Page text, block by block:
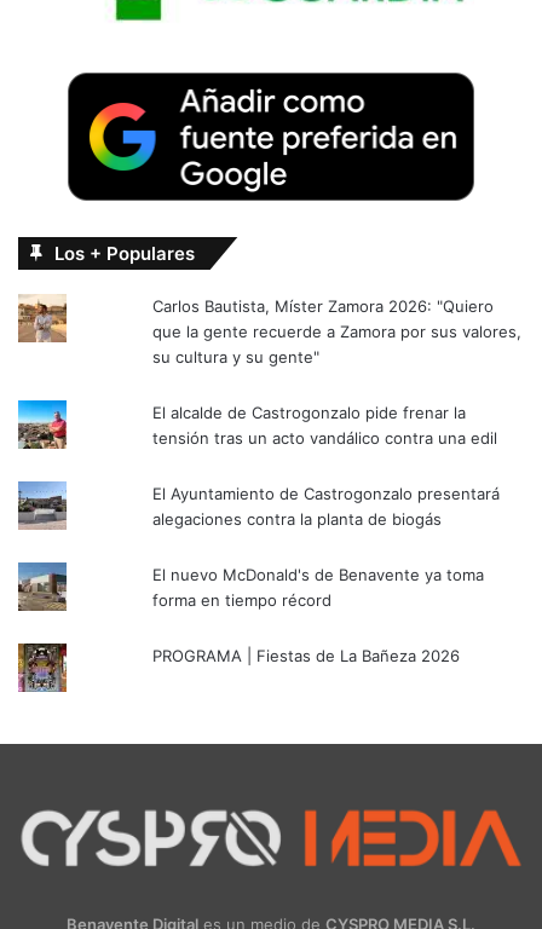
Los + Populares
Carlos Bautista, Míster Zamora 2026: "Quiero
que la gente recuerde a Zamora por sus valores,
su cultura y su gente"
El alcalde de Castrogonzalo pide frenar la
tensión tras un acto vandálico contra una edil
El Ayuntamiento de Castrogonzalo presentará
alegaciones contra la planta de biogás
El nuevo McDonald's de Benavente ya toma
forma en tiempo récord
PROGRAMA | Fiestas de La Bañeza 2026
Benavente Digital es un medio de CYSPRO MEDIA S.L.